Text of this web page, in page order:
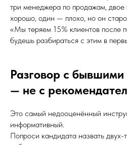
три менеджера по продажам, двое
хорошо, один — плохо, но он
«Мы теряем 15% клиентов после
будешь разбираться с этим в
Разговор с
— не с
Это самый недооценённый
информативный.
Попроси кандидата назвать двух-